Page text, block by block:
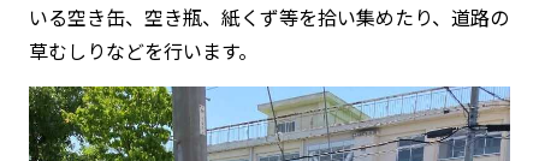
いる空き缶、空き瓶、紙くず等を拾い集めたり、道路の
草むしりなどを行います。